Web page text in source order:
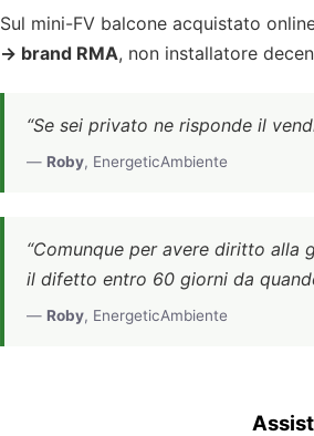
Sul mini-FV balcone acquistato
→ brand RMA, non installatore
“Se sei privato ne risponde il
— Roby, EnergeticAmbiente
“Comunque per avere diritto alla
il difetto entro 60 giorni da
— Roby, EnergeticAmbiente